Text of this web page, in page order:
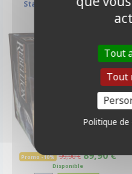
Star Wars Rébellion
Promo -10% 99,90 € 89,90 €
Disponible
Tout
Tout
Politique